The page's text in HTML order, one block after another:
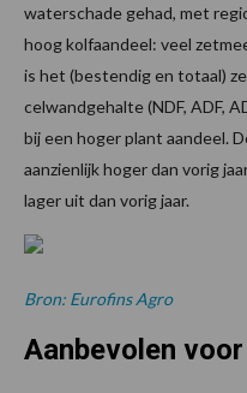
waterschade gehad, met
hoog kolfaandeel: veel
is het (bestendig en totaal)
celwandgehalte (NDF, ADF,
bij een hoger plant aandeel.
aanzienlijk hoger dan vorig
lager uit dan vorig jaar.
Bron: Eurofins Agro
Aanbevolen